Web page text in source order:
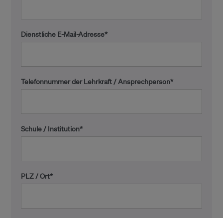
Dienstliche E-Mail-Adresse*
Telefonnummer der Lehrkraft / Ansprechperson*
Schule / Institution*
PLZ / Ort*